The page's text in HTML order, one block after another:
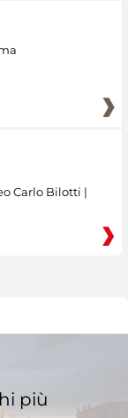
Carlo Bilotti |
più